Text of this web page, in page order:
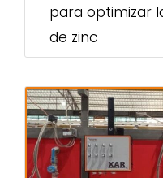
para optimizar
de zinc